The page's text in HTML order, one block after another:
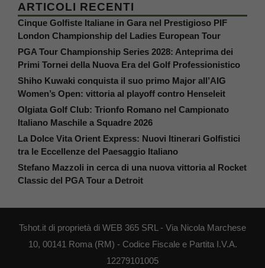
ARTICOLI RECENTI
Cinque Golfiste Italiane in Gara nel Prestigioso PIF
London Championship del Ladies European Tour
PGA Tour Championship Series 2028: Anteprima dei
Primi Tornei della Nuova Era del Golf Professionistico
Shiho Kuwaki conquista il suo primo Major all’AIG
Women’s Open: vittoria al playoff contro Henseleit
Olgiata Golf Club: Trionfo Romano nel Campionato
Italiano Maschile a Squadre 2026
La Dolce Vita Orient Express: Nuovi Itinerari Golfistici
tra le Eccellenze del Paesaggio Italiano
Stefano Mazzoli in cerca di una nuova vittoria al Rocket
Classic del PGA Tour a Detroit
Tshot.it di proprietà di WEB 365 SRL - Via Nicola Marchese
10, 00141 Roma (RM) - Codice Fiscale e Partita I.V.A.
12279101005